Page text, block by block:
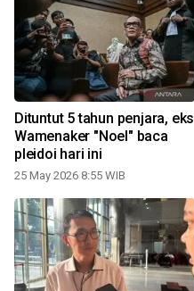
Dituntut 5 tahun penjara, eks
Wamenaker "Noel" baca
pleidoi hari ini
25 May 2026 8:55 WIB